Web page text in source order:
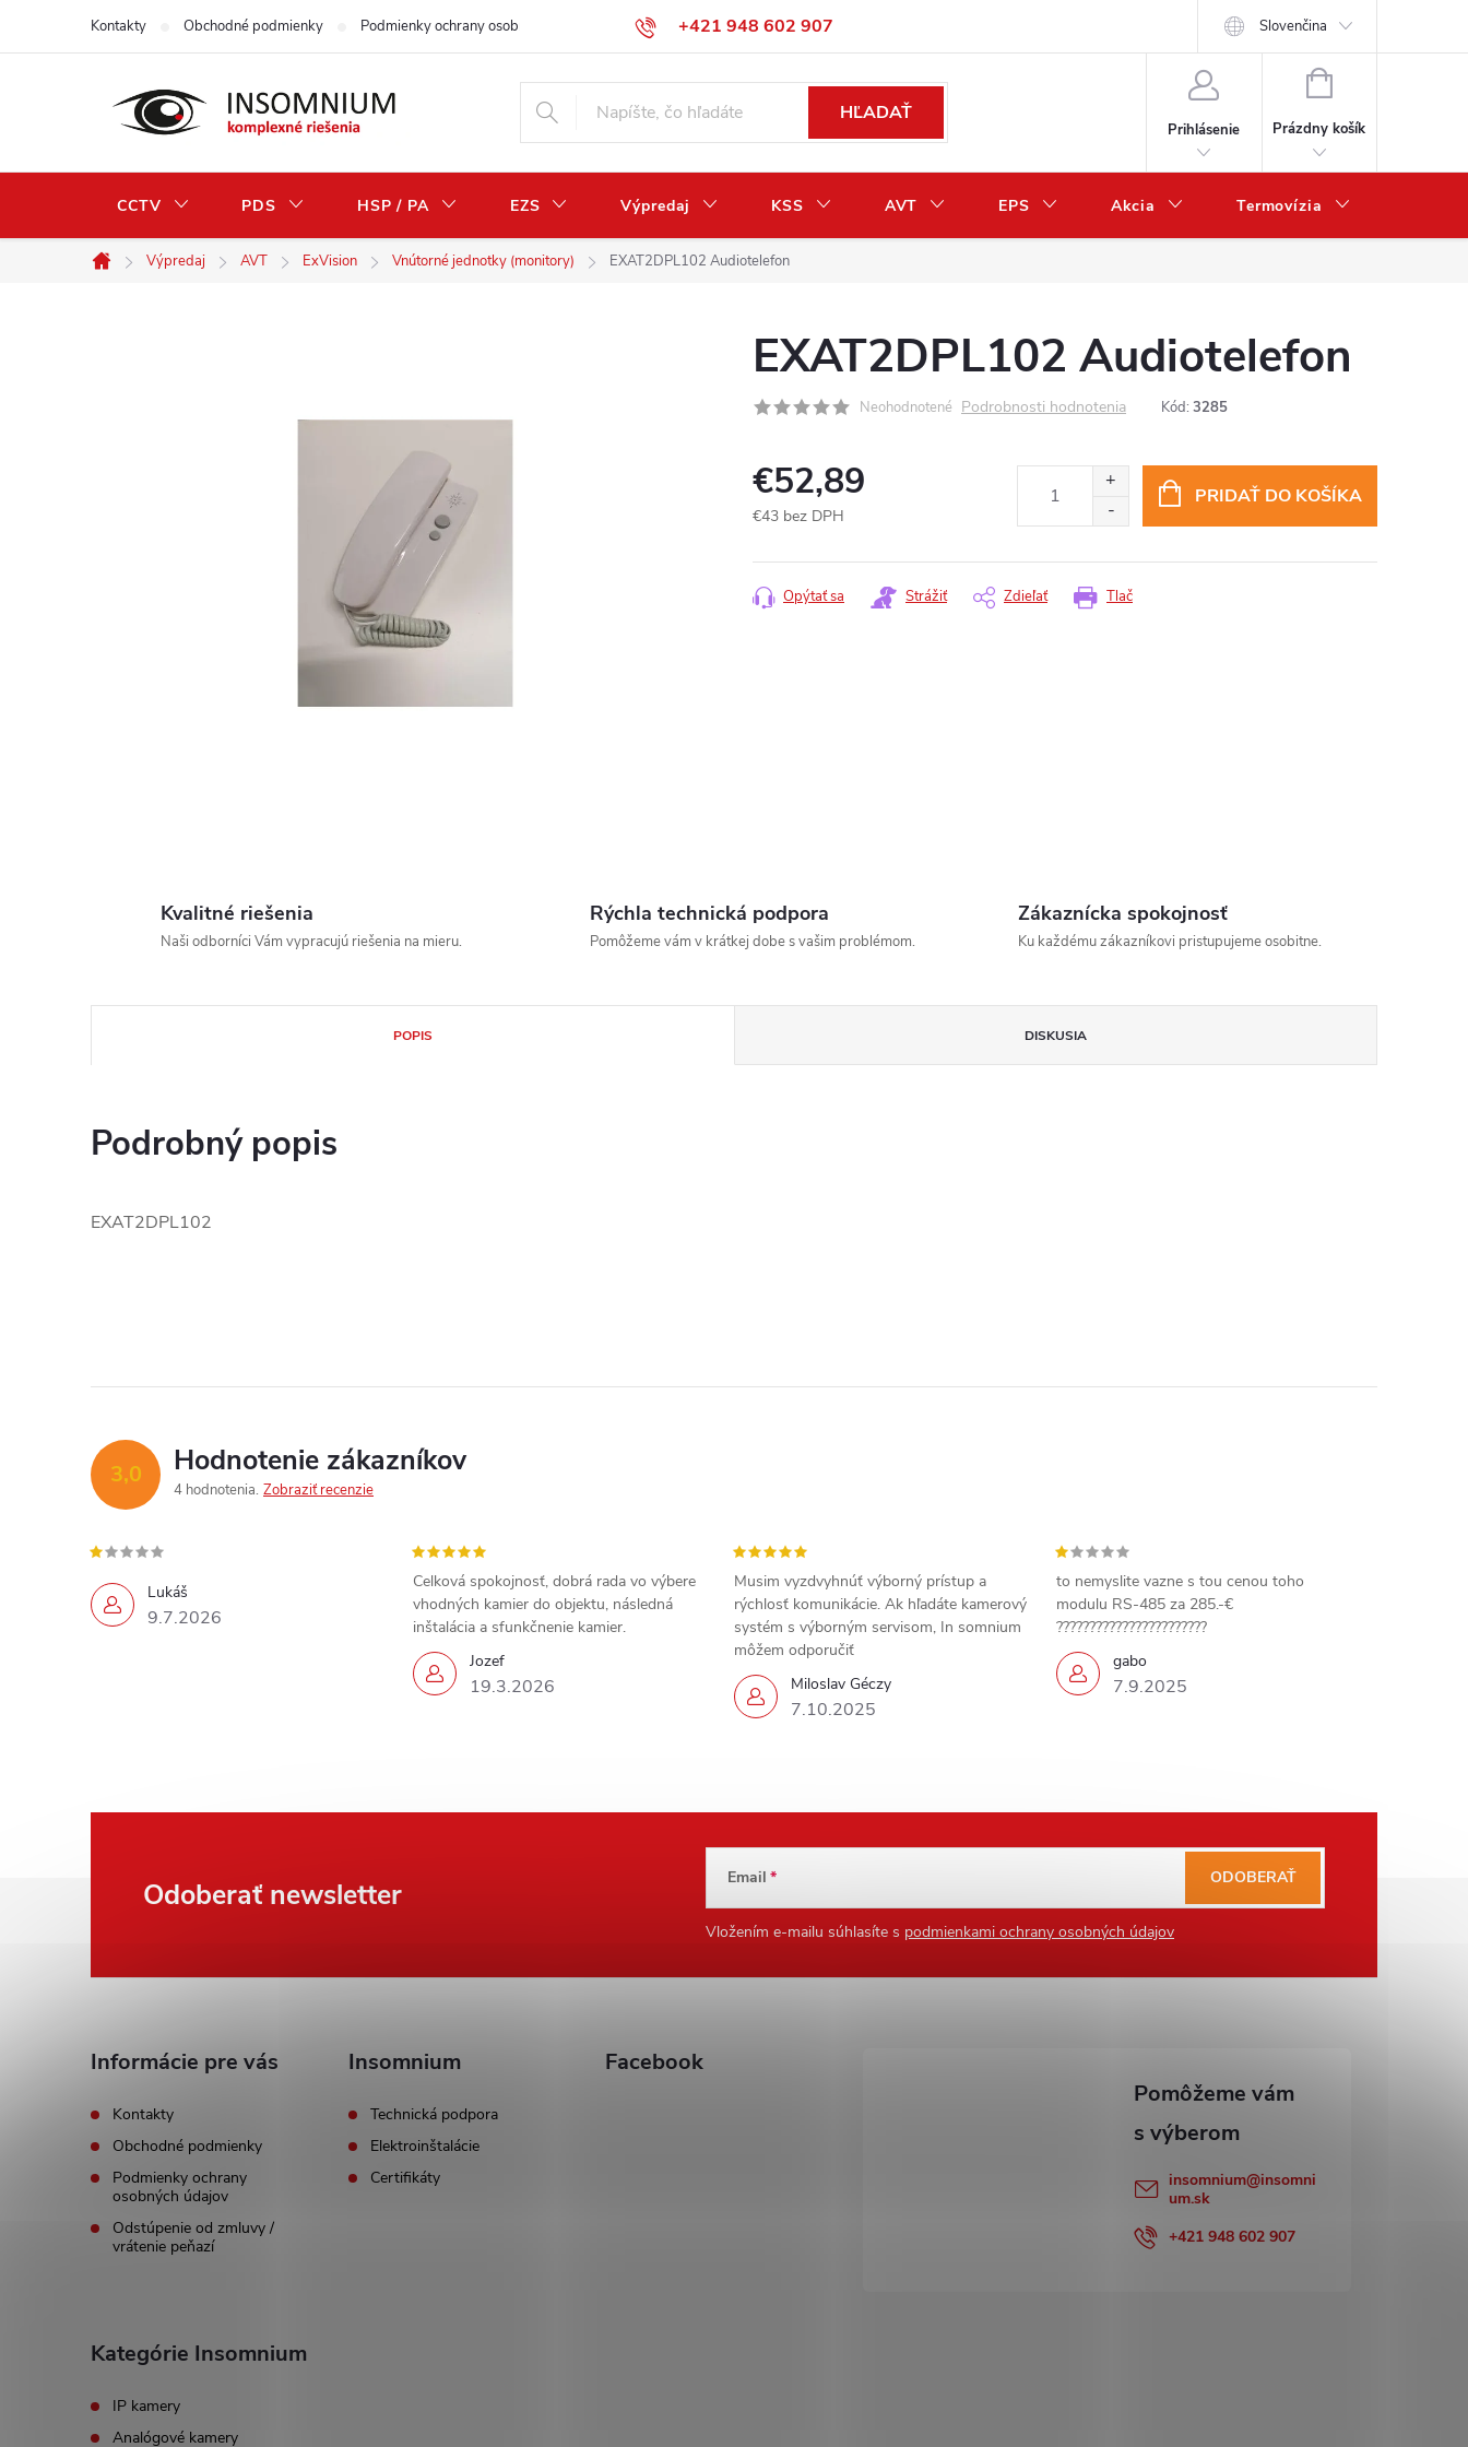
+421 948 602 907
Kontakty Obchodné podmienky Podmienky ochrany osobných údajov Odstúpenie od zmluvy / vrátenie peňazí Slovenčina
HĽADAŤ
Prihlásenie
NÁKUPNÝ
Prázdny košík
CCTV PDS HSP / PA EZS Výpredaj KSS AVT EPS Akcia Termovízia
Domov
Výpredaj AVT ExVision Vnútorné jednotky (monitory) EXAT2DPL102 Audiotelefon
EXAT2DPL102 Audiotelefon
Neohodnotené Podrobnosti hodnotenia Kód: 3285
€52,89
€43 bez DPH
cena:
PRIDAŤ DO KOŠÍKA
Tlač
Opýtať sa Strážiť Zdieľať
Kvalitné riešenia
Naši odborníci Vám vypracujú riešenia na mieru.
Rýchla technická podpora
Pomôžeme vám v krátkej dobe s vašim problémom.
Zákaznícka spokojnosť
Ku každému zákazníkovi pristupujeme osobitne.
POPIS DISKUSIA
Podrobný popis
EXAT2DPL102
3,0 Hodnotenie zákazníkov
4 hodnotenia Zobraziť recenzie
Lukáš
9.7.2026
Jozef
19.3.2026
Celková spokojnosť, dobrá rada vo výbere
vhodných kamier do objektu, následná
inštalácia a sfunkčnenie kamier.
Miloslav Géczy
7.10.2025
Musim vyzdvyhnúť výborný prístup a
rýchlosť komunikácie. Ak hľadáte kamerový
systém s výborným servisom, In somnium
môžem odporučiť
gabo
7.9.2025
to nemyslite vazne s tou cenou toho
modulu RS-485 za 285.-€
???????????????????????
Odoberať newsletter Email
Vložením e-mailu súhlasíte s podmienkami ochrany osobných údajov
ODOBERAŤ
Informácie pre vás
Kontakty
Obchodné podmienky
Podmienky ochrany
osobných údajov
Odstúpenie od zmluvy /
vrátenie peňazí
Insomnium
Technická podpora
Elektroinštalácie
Certifikáty
Facebook
insomnium@insomni
um.sk
+421 948 602 907
Kategórie Insomnium
IP kamery
Analógové kamery